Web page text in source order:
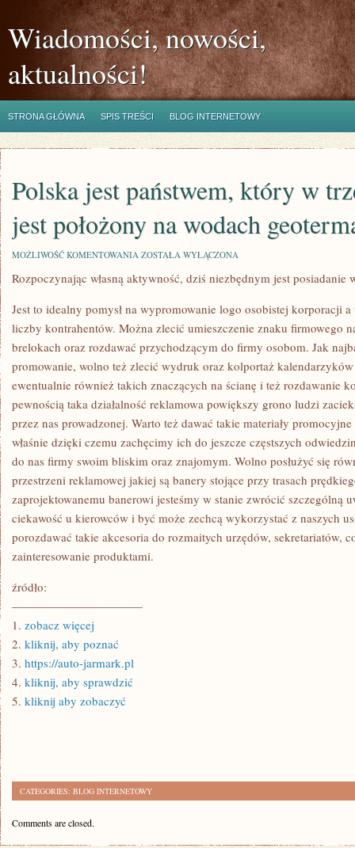
Wiadomości, nowości,
aktualności!
STRONA GŁÓWNA SPIS TREŚCI BLOG INTERNETOWY
Polska jest państwem, który w
jest położony na wodach
MOŻLIWOŚĆ KOMENTOWANIA POLSKA
PAŃSTWEM,
KTÓRY
TRZECH
CZWARTYCH
POŁOŻONY
NA
WODACH
GEOTERMALNYCH
ZOSTAŁA WYŁĄCZONA
Rozpoczynając własną aktywność, dziś niezbędnym jest
Jest to idealny pomysł na wypromowanie logo osobistej korporacji
liczby kontrahentów. Można zlecić umieszczenie znaku firmowego
brelokach oraz rozdawać przychodzącym do firmy osobom. Jak
promowanie, wolno też zlecić wydruk oraz kolportaż
ewentualnie również takich znaczących na ścianę i też rozdawanie
pewnością taka działalność reklamowa powiększy grono ludzi
przez nas prowadzonej. Warto też dawać takie materiały
właśnie dzięki czemu zachęcimy ich do jeszcze częstszych
do nas firmy swoim bliskim oraz znajomym. Wolno posłużyć się
przestrzeni reklamowej jakiej są banery stojące przy trasach
zaprojektowanemu banerowi jesteśmy w stanie zwrócić szczególną
ciekawość u kierowców i być może zechcą wykorzystać z naszych
porozdawać takie akcesoria do rozmaitych urzędów, sekretariatów,
zainteresowanie produktami.
źródło:
———————————
1. zobacz więcej
2. kliknij, aby poznać
3. https://auto-jarmark.pl
4. kliknij, aby sprawdzić
5. kliknij aby zobaczyć
CATEGORIES: BLOG INTERNETOWY
Comments are closed.